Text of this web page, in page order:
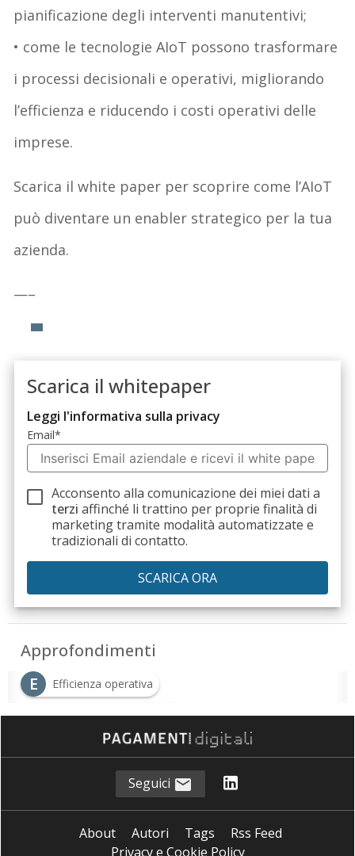
pianificazione degli interventi manutentivi;
• come le tecnologie AIoT possono trasformare
i processi decisionali e operativi, migliorando
l’efficienza e riducendo i costi operativi delle
imprese.
Scarica il white paper per scoprire come l’AIoT
può diventare un enabler strategico per la tua
azienda.
—–
Scarica il whitepaper
Leggi l'informativa sulla privacy
Email*
Acconsento alla comunicazione dei miei dati a
terzi affinché li trattino per proprie finalità di
marketing tramite modalità automatizzate e
tradizionali di contatto.
Approfondimenti
E
Efficienza operativa
M manutenzione predittiva
Rivoluzione tecnologica
Seguici
About Autori Tags
Rss Feed
Privacy e Cookie Policy